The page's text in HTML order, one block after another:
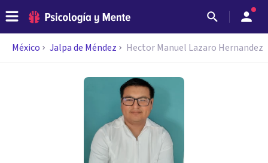
México Jalpa de Méndez Hector Manuel Lazaro Hernandez